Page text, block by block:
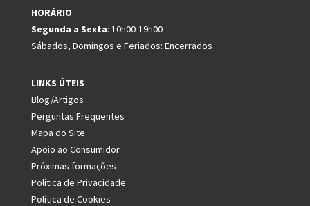
HORÁRIO
Segunda a Sexta: 10h00-19h00
Sábados, Domingos e Feriados: Encerrados
LINKS ÚTEIS
Blog/Artigos
Perguntas Frequentes
Mapa do Site
Apoio ao Consumidor
Próximas formações
Política de Privacidade
Política de Cookies